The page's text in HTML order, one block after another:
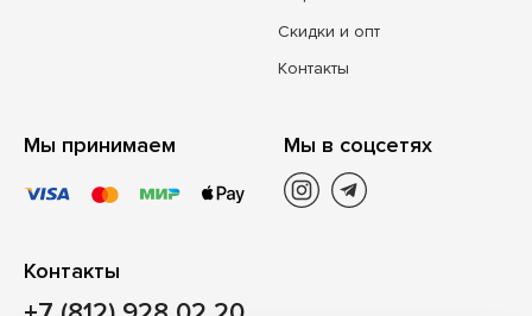
Скидки и опт
Контакты
Мы принимаем Мы в соцсетях
Контакты